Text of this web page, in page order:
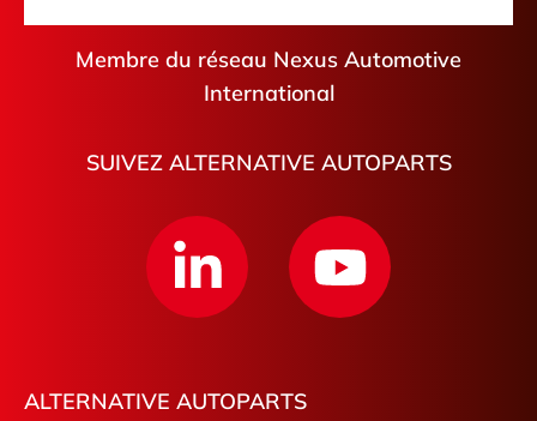
Membre du réseau Nexus Automotive
International
SUIVEZ ALTERNATIVE AUTOPARTS
ALTERNATIVE AUTOPARTS